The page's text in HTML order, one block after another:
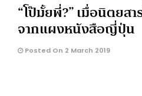
“โป๊มั้ยพี่?” เมื่อนิตยสา
จากแผงหนังสือญี่ปุ่น
Posted On 2 March 2019